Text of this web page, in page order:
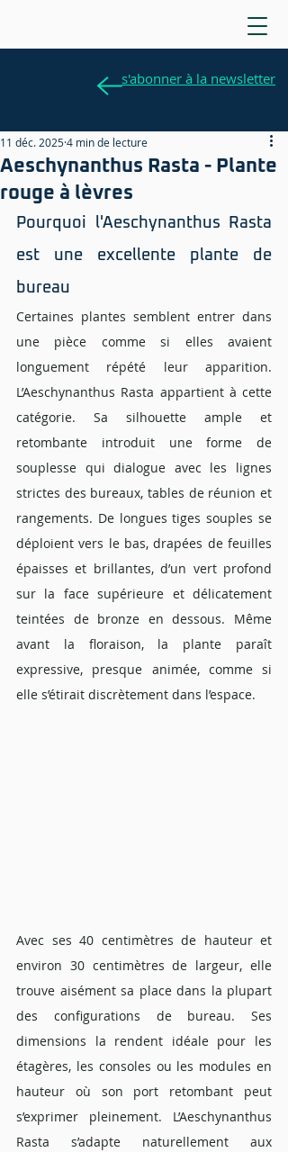
s'abonner à la newsletter
Aeschynanthus Rasta - Plante
rouge à lèvres
11 déc. 20254 min de lecture
Pourquoi l'Aeschynanthus Rasta
est une excellente plante de
bureau
Certaines plantes semblent entrer dans
une pièce comme si elles avaient
longuement répété leur apparition.
L’Aeschynanthus Rasta appartient à cette
catégorie. Sa silhouette ample et
retombante introduit une forme de
souplesse qui dialogue avec les lignes
strictes des bureaux, tables de réunion et
rangements. De longues tiges souples se
déploient vers le bas, drapées de feuilles
épaisses et brillantes, d’un vert profond
sur la face supérieure et délicatement
teintées de bronze en dessous. Même
avant la floraison, la plante paraît
expressive, presque animée, comme si
elle s’étirait discrètement dans l’espace.
Avec ses 40 centimètres de hauteur et
environ 30 centimètres de largeur, elle
trouve aisément sa place dans la plupart
des configurations de bureau. Ses
dimensions la rendent idéale pour les
étagères, les consoles ou les modules en
hauteur où son port retombant peut
s’exprimer pleinement. L’Aeschynanthus
Rasta s’adapte naturellement aux